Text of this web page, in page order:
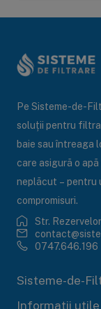
Pe Sisteme-de-
soluții pentru
baie sau întreaga
care asigură o
neplăcut – pentru
compromisuri.
Str.
0747.646.196
Sisteme-de-
Informații utile